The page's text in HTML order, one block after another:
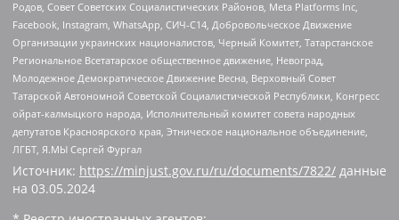
Родов, Совет Советских Социалистических Районов, Meta Platforms Inc,
Facebook, Instagram, WhatsApp, СИЧ-С14, Добровольческое Движение
Организации украинских националистов, Черный Комитет, Татарстанское
Региональное Всетатарское общественное движение, Невоград,
Молодежное Демократическое Движение Весна, Верховный Совет
Татарской Автономной Советской Социалистической Республики, Конгресс
ойрат-калмыцкого народа, Исполнительный комитет совета народных
депутатов Красноярского края, Этническое национальное объединение,
ЛГБТ, Я.МЫ Сергей Фургал
Источник: https://minjust.gov.ru/ru/documents/7822/ данные
на 03.05.2024